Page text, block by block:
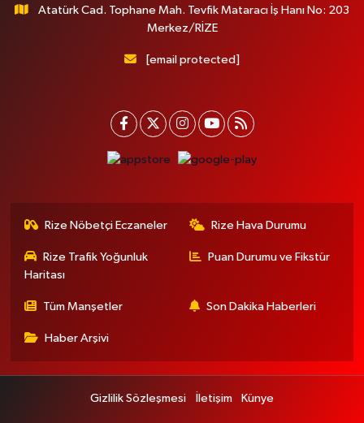
Atatürk Cad. Tophane Mah. Tevfik Mataracı İş Hanı No: 203
Merkez/RİZE
[email protected]
Rize Nöbetçi Eczaneler Rize Hava Durumu
Rize Trafik Yoğunluk
Haritası
Puan Durumu ve Fikstür
Tüm Manşetler Son Dakika Haberleri
Haber Arşivi
Gizlilik Sözleşmesi İletişim Künye